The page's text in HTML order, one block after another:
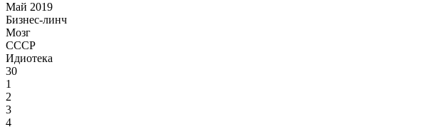
Май 2019
Бизнес-линч
Мозг
СССР
Идиотека
30
1
2
3
4